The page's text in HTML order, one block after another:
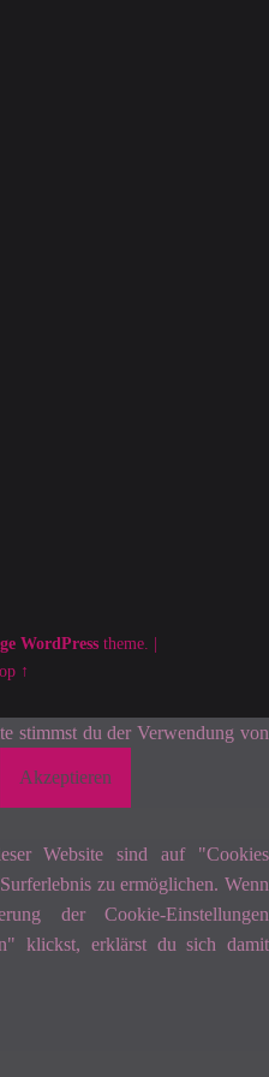
WordPresstheme. |
↑
stimmst du der Verwendung von
Akzeptieren
Website sind auf "Cookies
zu ermöglichen. Wenn
der Cookie-Einstellungen
klickst, erklärst du sich damit